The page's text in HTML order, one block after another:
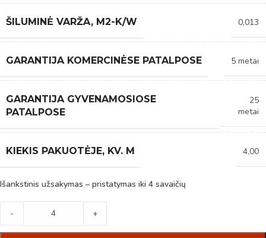
ŠILUMINĖ VARŽA, M2-K/W 0,013
GARANTIJA KOMERCINĖSE PATALPOSE 5 metai
GARANTIJA GYVENAMOSIOSE
PATALPOSE
25
metai
KIEKIS PAKUOTĖJE, KV. M 4,00
Išankstinis užsakymas – pristatymas iki 4 savaičių
- +